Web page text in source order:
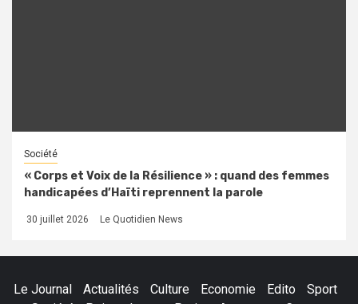
Société
« Corps et Voix de la Résilience » : quand des femmes
handicapées d’Haïti reprennent la parole
30 juillet 2026 Le Quotidien News
Le Journal Actualités Culture Economie Edito
Sport